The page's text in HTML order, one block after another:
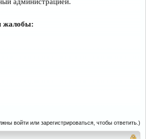
жалобы:
войти или зарегистрироваться, чтобы ответить.)